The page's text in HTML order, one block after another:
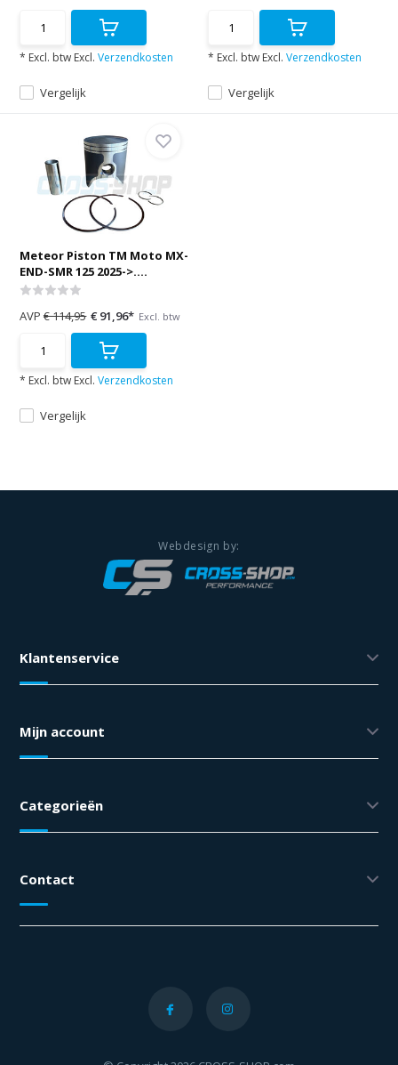
Vergelijk
* Excl. btw Excl.Verzendkosten
Vergelijk
* Excl. btw Excl. Verzendkosten
Meteor Piston TM Moto MX-
END-SMR 125 2025->....
Vergelijk
AVP€ 114,95 € 91,96* Excl. btw
* Excl. btw Excl.Verzendkosten
Klantenservice
Mijn account
Categorieën
Contact